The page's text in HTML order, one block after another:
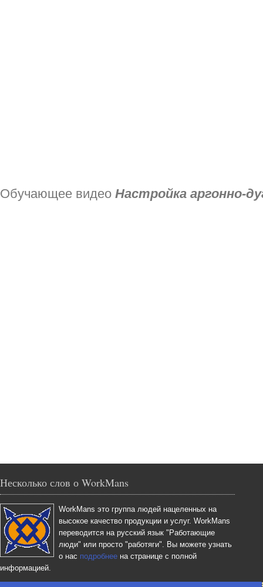
Обучающее видео Настройка аргонно-
Несколько слов о WorkMans
WorkMans это группа людей нацеленных на
высокое качество продукции и услуг. WorkMans
переводится на русский язык "Работающие
люди" или просто "работяги". Вы можете узнать
о нас подробнее на странице с полной
информацией.